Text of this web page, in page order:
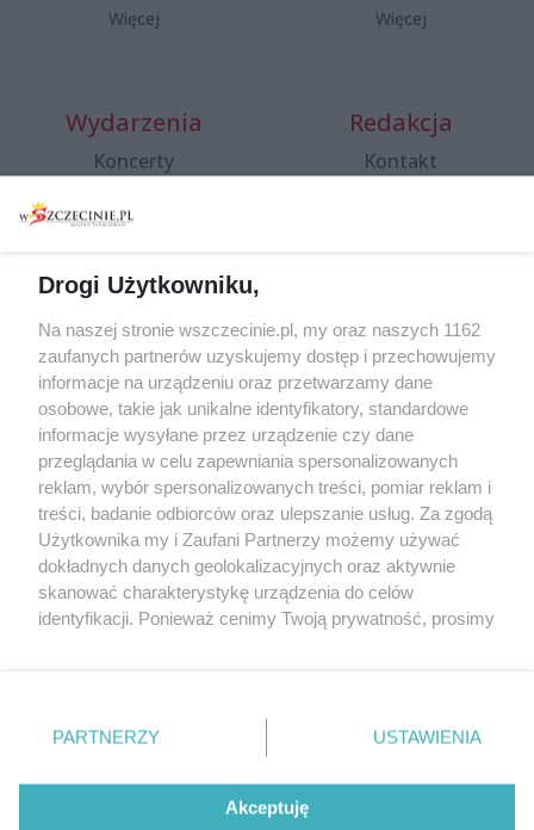
Więcej Więcej
Wydarzenia
Koncerty
Spacery i oprowadzania
targi
Wernisaże
Więcej
Redakcja
Kontakt
Specjalny koncert z okazji
20. urodzin portalu
wSzczecinie.pl
Regulamin konkursów
śniadaniówka "Hej
Szczecin! Jest piątek!"
Partnerzy
Praca Szczecin
© 2026 wSzczecinie.pl
Created by GOD
Drogi Użytkowniku,
Na naszej stronie wszczecinie.pl, my oraz naszych 1162
zaufanych partnerów uzyskujemy dostęp i przechowujemy
informacje na urządzeniu oraz przetwarzamy dane
osobowe, takie jak unikalne identyfikatory, standardowe
informacje wysyłane przez urządzenie czy dane
przeglądania w celu zapewniania spersonalizowanych
reklam, wybór spersonalizowanych treści, pomiar reklam i
treści, badanie odbiorców oraz ulepszanie usług. Za zgodą
Użytkownika my i Zaufani Partnerzy możemy używać
dokładnych danych geolokalizacyjnych oraz aktywnie
skanować charakterystykę urządzenia do celów
identyfikacji. Ponieważ cenimy Twoją prywatność, prosimy
prywatności znajdujący się w lewym dolnym rogu strony
. Niektóre rodzaje przetwarzania danych nie wymagają
takiemu przetwarzaniu. Preferencje będą miały
PARTNERZY USTAWIENIA
Akceptuję